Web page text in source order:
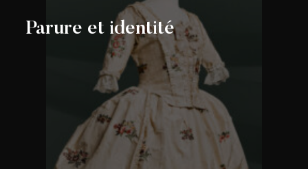
Parure et identité